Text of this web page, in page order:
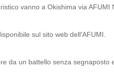
vanno a Okishima via AFUMI
sul sito web dell'AFUMI.
da un battello senza segnaposto